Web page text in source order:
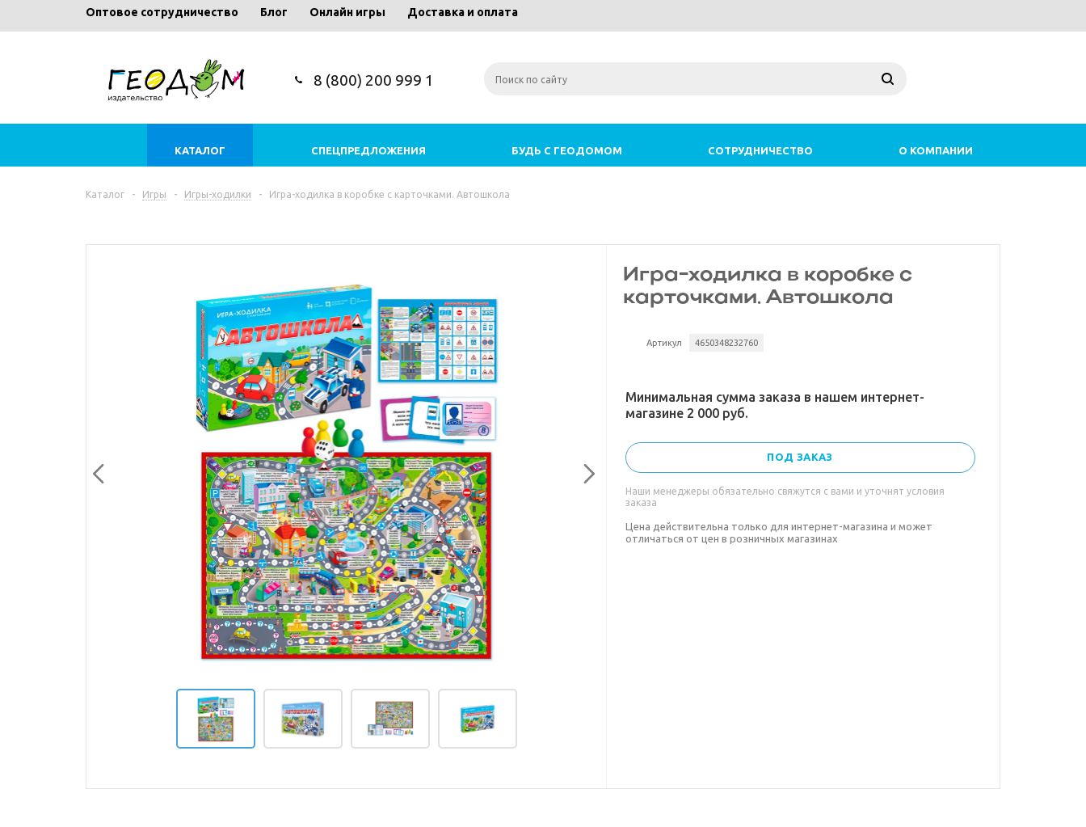
Оптовое сотрудничество Блог Онлайн игры Доставка и оплата
8 (800) 200 999 1
КАТАЛОГ СПЕЦПРЕДЛОЖЕНИЯ БУДЬ С ГЕОДОМОМ СОТРУДНИЧЕСТВО О КОМПАНИИ
Каталог - Игры - Игры-ходилки - Игра-ходилка в коробке с карточками. Автошкола
Игра-ходилка в коробке с
карточками. Автошкола
Артикул 4650348232760
Минимальная сумма заказа в нашем интернет-
магазине 2 000 руб.
ПОД ЗАКАЗ
Наши менеджеры обязательно свяжутся с вами и уточнят условия
заказа
Цена действительна только для интернет-магазина и может
отличаться от цен в розничных магазинах